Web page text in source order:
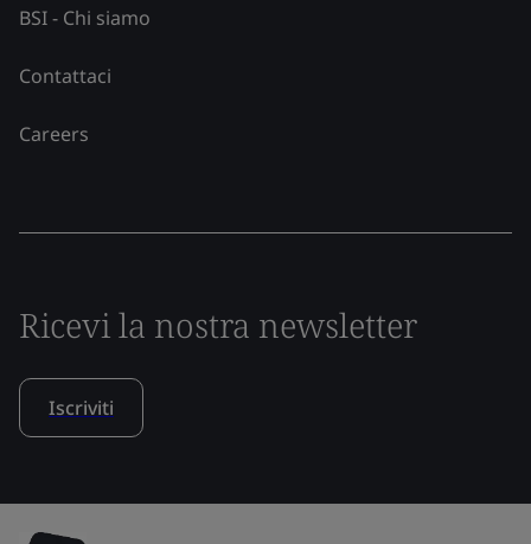
BSI - Chi siamo
Contattaci
Careers
Ricevi la nostra newsletter
Iscriviti